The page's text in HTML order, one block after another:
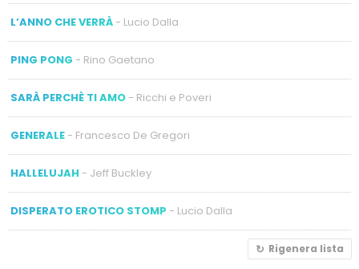
L’ANNO CHE VERRÀ- Lucio Dalla
PING PONG - Rino Gaetano
SARÀ PERCHÈ TI AMO- Ricchi e Poveri
GENERALE- Francesco De Gregori
HALLELUJAH - Jeff Buckley
DISPERATO EROTICO STOMP - Lucio Dalla
Rigenera lista